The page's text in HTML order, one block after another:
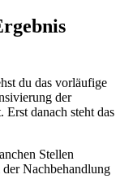
du das vorläufige
der
danach steht das
Stellen
Nachbehandlung